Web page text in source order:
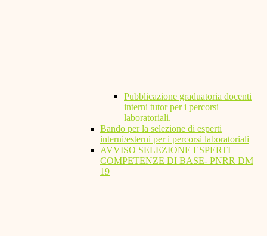
Pubblicazione graduatoria docenti
interni tutor per i percorsi
laboratoriali.
Bando per la selezione di esperti
interni/esterni per i percorsi laboratoriali
AVVISO SELEZIONE ESPERTI
COMPETENZE DI BASE- PNRR DM
19